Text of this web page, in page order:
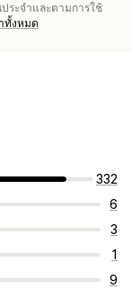
ระจำและตามการใช้
ทั้งหมด
332
6
3
1
9